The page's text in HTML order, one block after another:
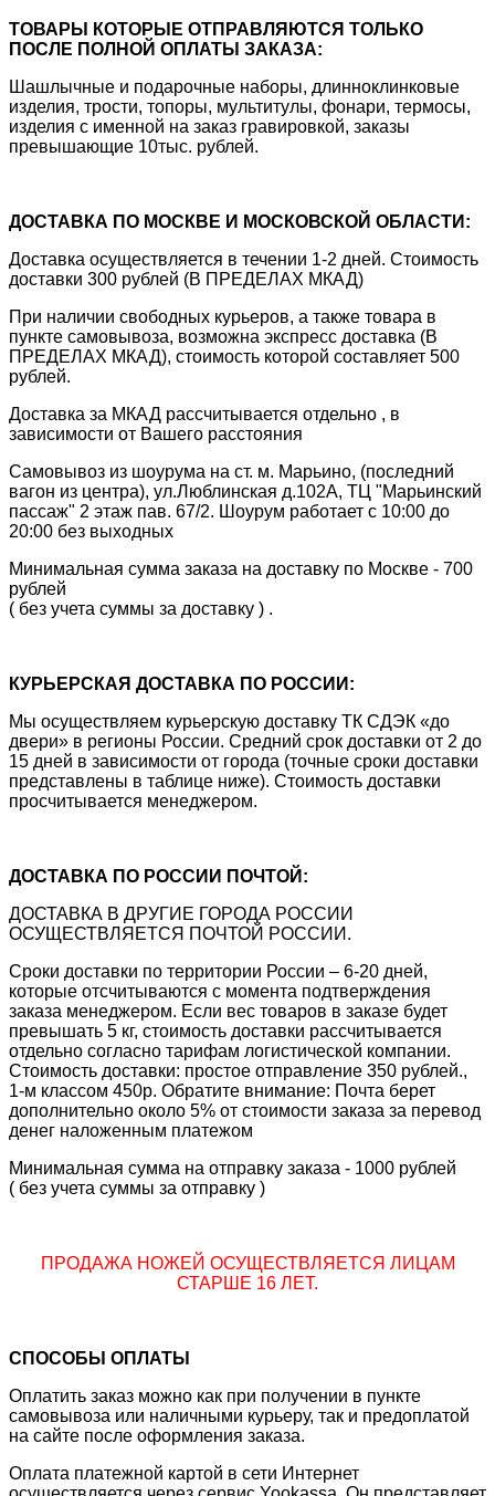
ТОВАРЫ КОТОРЫЕ ОТПРАВЛЯЮТСЯ ТОЛЬКО
ПОСЛЕ ПОЛНОЙ ОПЛАТЫ ЗАКАЗА:
Шашлычные и подарочные наборы, длинноклинковые
изделия, трости, топоры, мультитулы, фонари, термосы,
изделия с именной на заказ гравировкой, заказы
превышающие 10тыс. рублей.
ДОСТАВКА ПО МОСКВЕ И МОСКОВСКОЙ ОБЛАСТИ:
Доставка осуществляется в течении 1-2 дней. Стоимость
доставки 300 рублей (В ПРЕДЕЛАХ МКАД)
При наличии свободных курьеров, а также товара в
пункте самовывоза, возможна экспресс доставка (В
ПРЕДЕЛАХ МКАД), стоимость которой составляет 500
рублей.
Доставка за МКАД рассчитывается отдельно , в
зависимости от Вашего расстояния
Самовывоз из шоурума на ст. м. Марьино, (последний
вагон из центра), ул.Люблинская д.102А, ТЦ "Марьинский
пассаж" 2 этаж пав. 67/2. Шоурум работает с 10:00 до
20:00 без выходных
Минимальная сумма заказа на доставку по Москве - 700
рублей
( без учета суммы за доставку ) .
КУРЬЕРСКАЯ ДОСТАВКА ПО РОССИИ:
Мы осуществляем курьерскую доставку ТК СДЭК «до
двери» в регионы России. Средний срок доставки от 2 до
15 дней в зависимости от города (точные сроки доставки
представлены в таблице ниже). Стоимость доставки
просчитывается менеджером.
ДОСТАВКА ПО РОССИИ ПОЧТОЙ:
ДОСТАВКА В ДРУГИЕ ГОРОДА РОССИИ
ОСУЩЕСТВЛЯЕТСЯ ПОЧТОЙ РОССИИ.
Сроки доставки по территории России – 6-20 дней,
которые отсчитываются с момента подтверждения
заказа менеджером. Если вес товаров в заказе будет
превышать 5 кг, стоимость доставки рассчитывается
отдельно согласно тарифам логистической компании.
Стоимость доставки: простое отправление 350 рублей.,
1-м классом 450р. Обратите внимание: Почта берет
дополнительно около 5% от стоимости заказа за перевод
денег наложенным платежом
Минимальная сумма на отправку заказа - 1000 рублей
( без учета суммы за отправку )
ПРОДАЖА НОЖЕЙ ОСУЩЕСТВЛЯЕТСЯ ЛИЦАМ
СТАРШЕ 16 ЛЕТ.
СПОСОБЫ ОПЛАТЫ
Оплатить заказ можно как при получении в пункте
самовывоза или наличными курьеру, так и предоплатой
на сайте после оформления заказа.
Оплата платежной картой в сети Интернет